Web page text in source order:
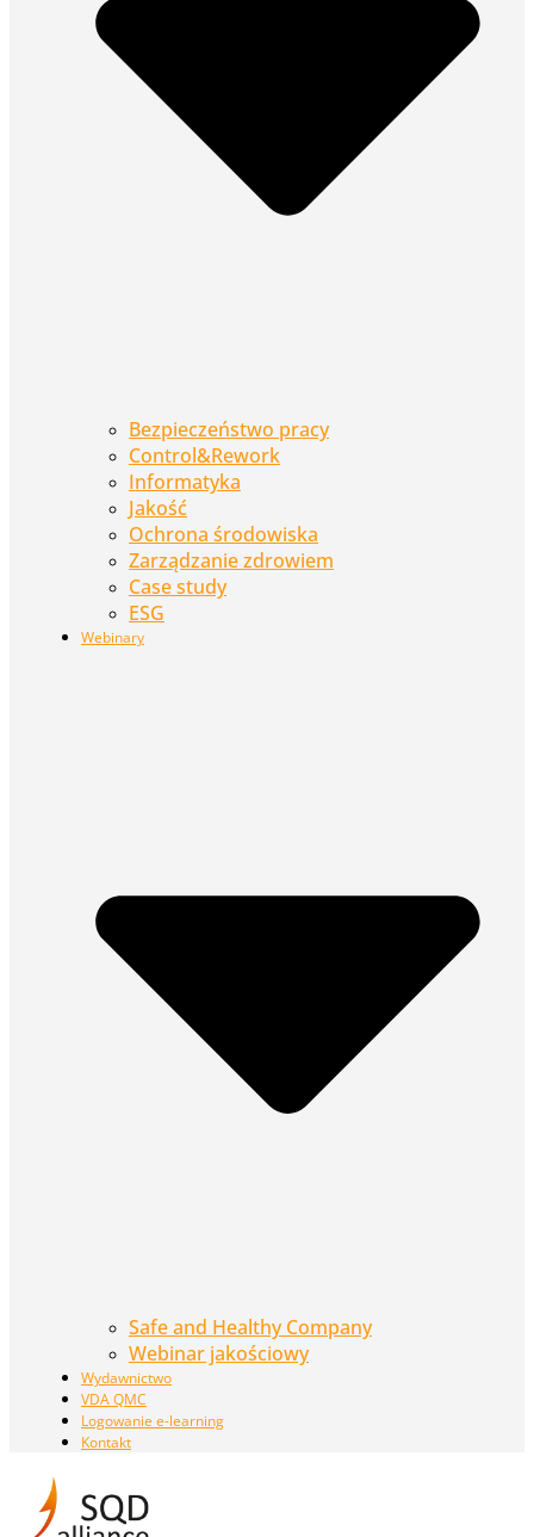
Bezpieczeństwo pracy
Control&Rework
Informatyka
Jakość
Ochrona środowiska
Zarządzanie zdrowiem
Case study
ESG
Webinary
Safe and Healthy Company
Webinar jakościowy
Wydawnictwo
VDA QMC
Logowanie e-learning
Kontakt